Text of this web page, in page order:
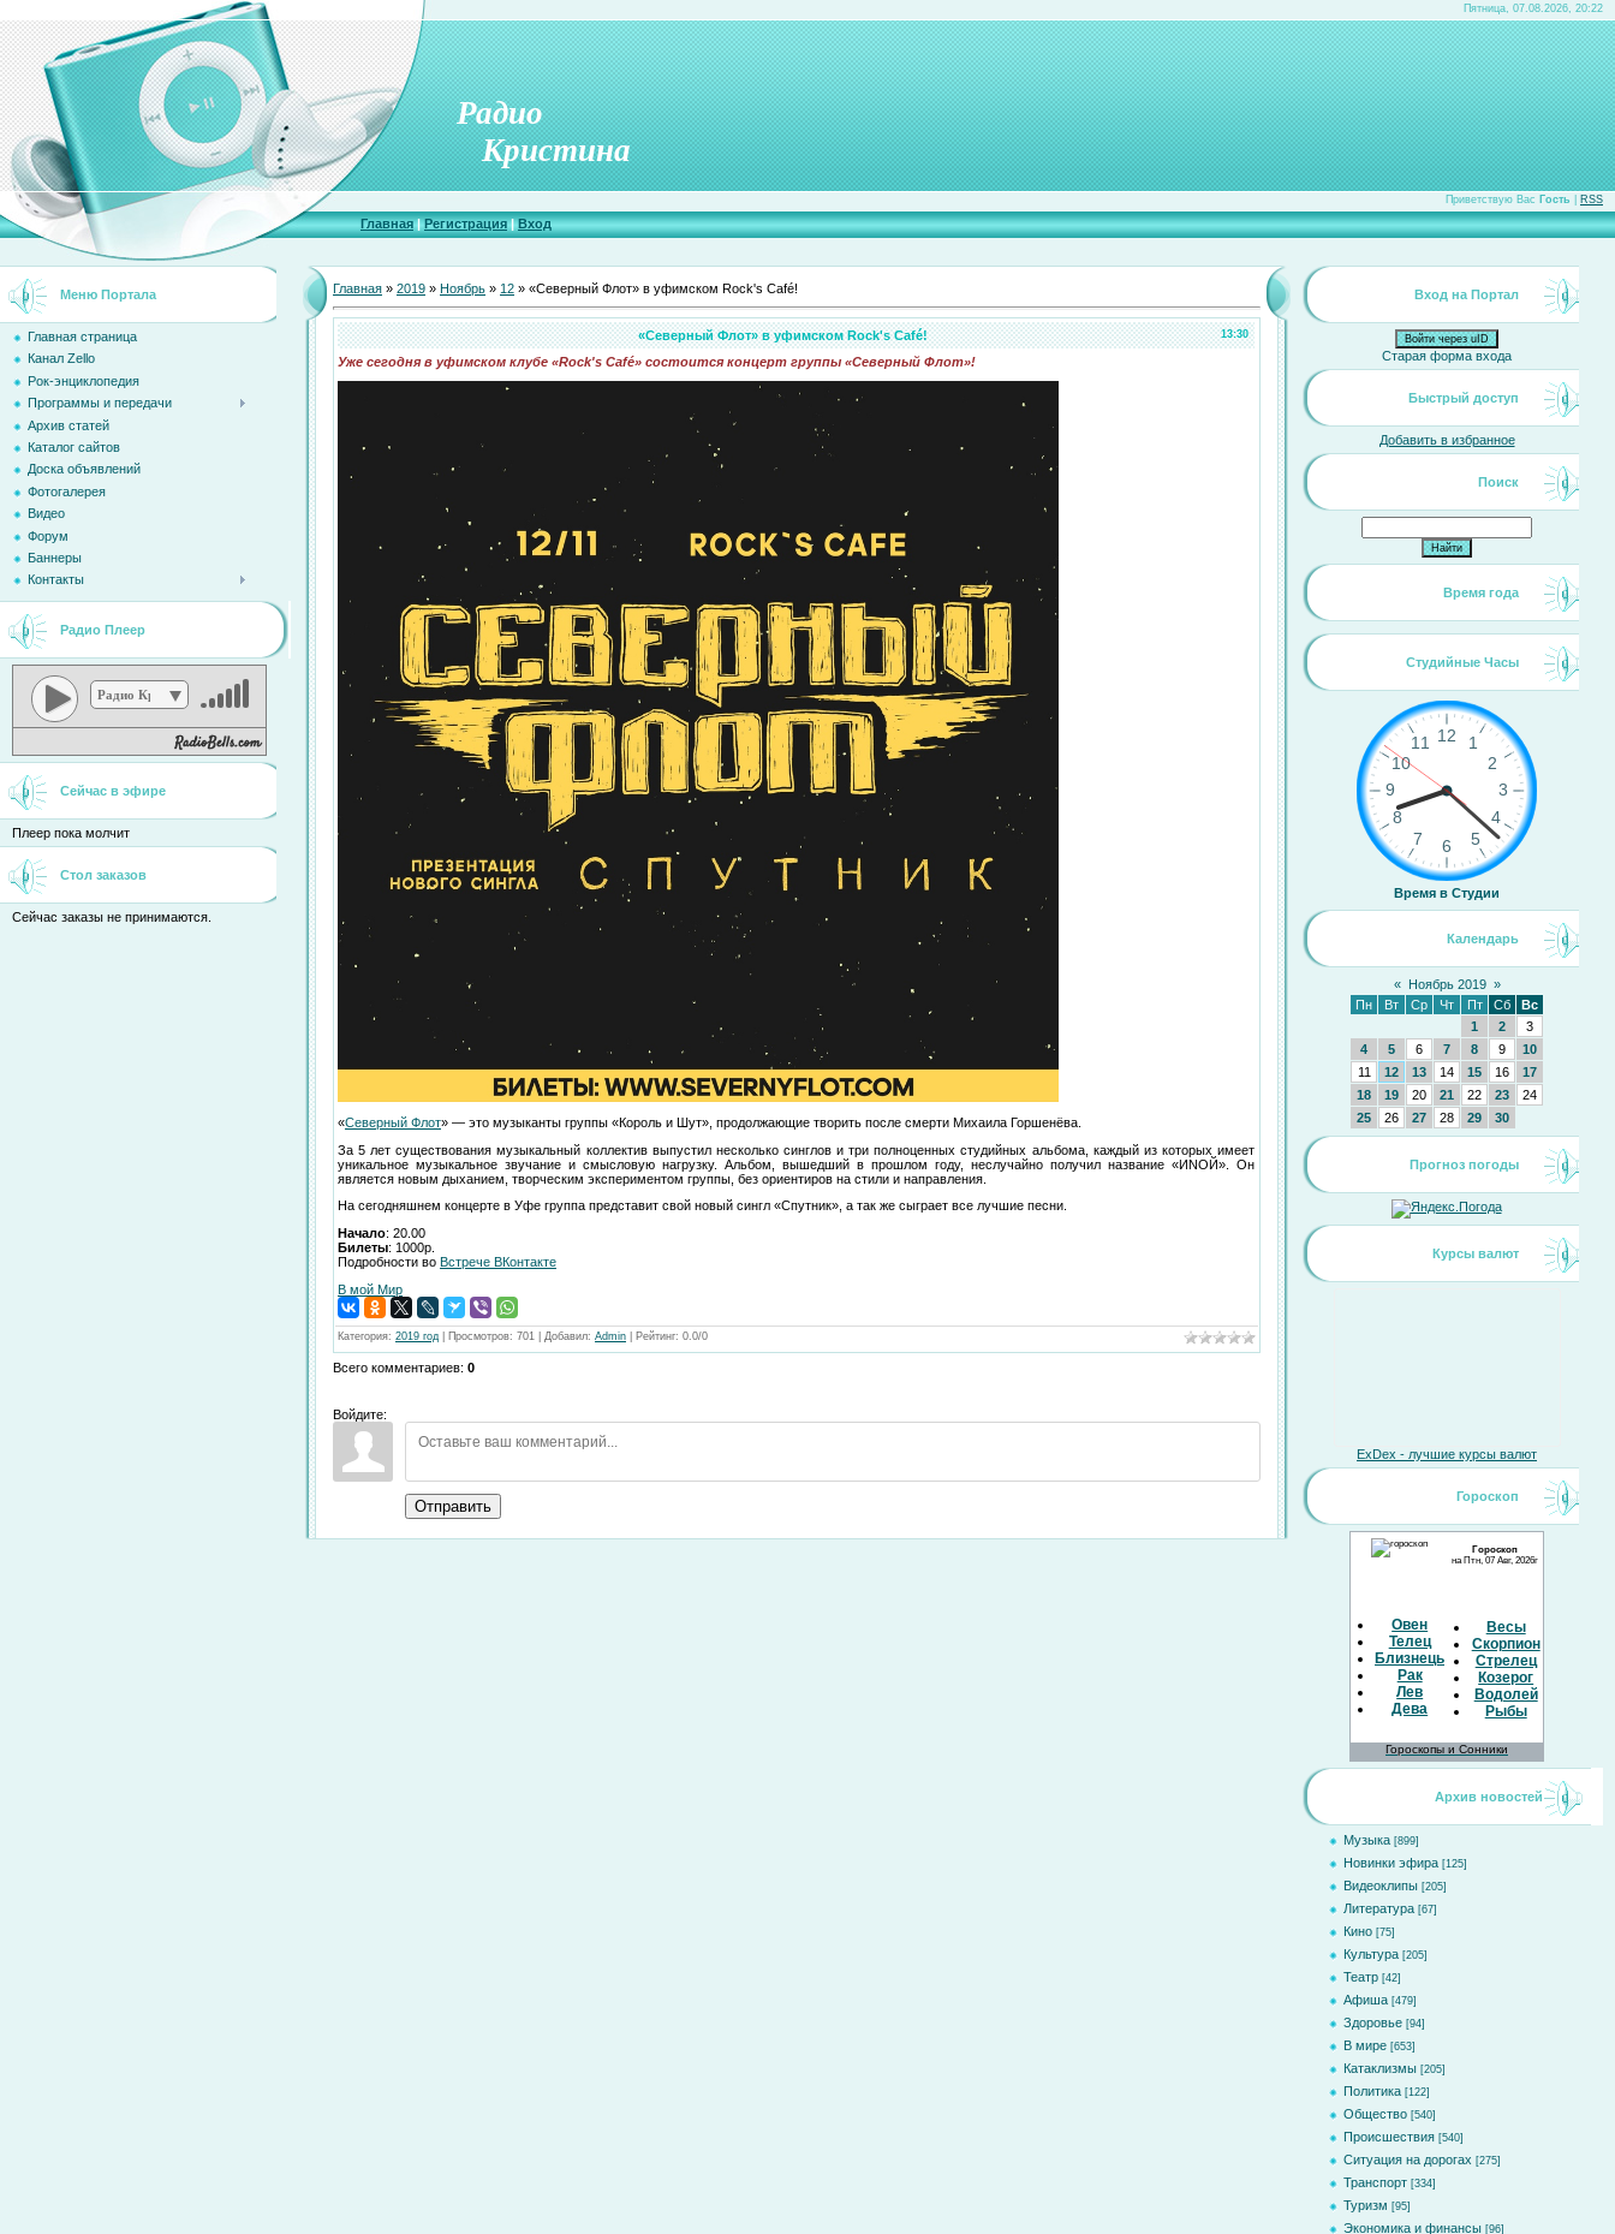
Пятница, 07.08.2026, 20:22
Радио
Кристина
Приветствую Вас Гость RSS
Главная|Регистрация|Вход
Меню Портала
Главная страница
Канал Zello
Рок-энциклопедия
Программы и передачи
Архив статей
Каталог сайтов
Доска объявлений
Фотогалерея
Видео
Форум
Баннеры
Контакты
Радио Плеер
Радио Кристина
Сейчас в эфире
Плеер пока молчит
Стол заказов
Сейчас заказы не принимаются.
Главная » 2019 » Ноябрь » 12 » «Северный Флот» в уфимском Rock's Café!
13:30
«Северный Флот» в уфимском Rock's Café!
Уже сегодня в уфимском клубе «Rock's Café» состоится концерт группы «Северный Флот»!
«Северный Флот» — это музыканты группы «Король и Шут», продолжающие творить после смерти Михаила Горшенёва.
За 5 лет существования музыкальный коллектив выпустил несколько синглов и три полноценных студийных альбома, каждый из которых имеет
уникальное музыкальное звучание и смысловую нагрузку. Альбом, вышедший в прошлом году, неслучайно получил название «ИNОЙ». Он
является новым дыханием, творческим экспериментом группы, без ориентиров на стили и направления.
На сегодняшнем концерте в Уфе группа представит свой новый сингл «Спутник», а так же сыграет все лучшие песни.
Начало: 20.00
Билеты: 1000р.
Подробности во Встрече ВКонтакте
В мой Мир
Категория: 2019 год Просмотров: 701 Добавил: Admin Рейтинг: 0.0/0
Всего комментариев: 0
Войдите:
Отправить
Вход на Портал
Войти через uID
Старая форма входа
Быстрый доступ
Добавить в избранное
Поиск
Время года
Студийные Часы
Время в Студии
Календарь
« Ноябрь 2019 »
Пн
Вт Ср Чт Пт Сб
Вс
1
2
3
4
5 6 7 8 9
10
11
12 13 14 15 16
17
18
19 20 21 22 23
24
25
26 27 28 29 30
Прогноз погоды
Курсы валют
ExDex - лучшие курсы валют
Гороскоп
Гороскоп
на Птн, 07 Авг, 2026г
Овен
Телец
Близнецы
Рак
Лев
Дева
Весы
Скорпион
Стрелец
Козерог
Водолей
Рыбы
Гороскопы и Сонники
Архив новостей
Музыка [899]
Новинки эфира [125]
Видеоклипы [205]
Литература [67]
Кино [75]
Культура [205]
Театр [42]
Афиша [479]
Здоровье [94]
В мире [653]
Катаклизмы [205]
Политика [122]
Общество [540]
Происшествия [540]
Ситуация на дорогах [275]
Транспорт [334]
Туризм [95]
Экономика и финансы [96]